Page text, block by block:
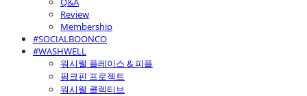
Review
Membership
#SOCIALBOONCO
#WASHWELL
워시웰 플레이스 & 피플
핑크핀 프로젝트
워시웰 콜렉티브